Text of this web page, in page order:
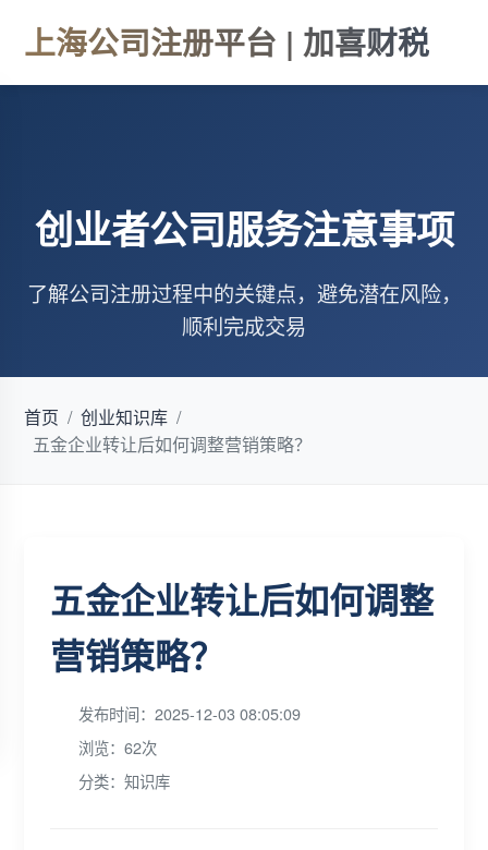
上海公司注册平台 | 加喜财税
创业者公司服务注意事项
了解公司注册过程中的关键点，避免潜在风险，
顺利完成交易
首页 / 创业知识库 /
五金企业转让后如何调整营销策略？
五金企业转让后如何调整
营销策略？
发布时间：2025-12-03 08:05:09
浏览：62次
分类：知识库